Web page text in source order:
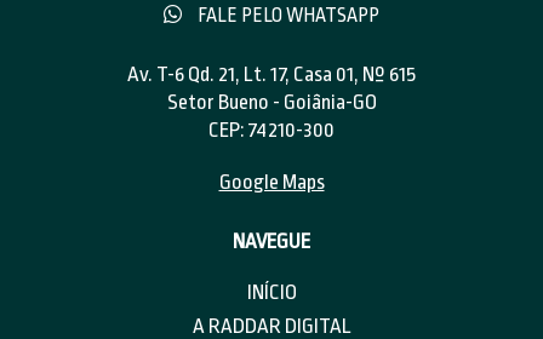
FALE PELO WHATSAPP
Av. T-6 Qd. 21, Lt. 17, Casa 01, Nº 615
Setor Bueno - Goiânia-GO
CEP: 74210-300
Google Maps
NAVEGUE
INÍCIO
A RADDAR DIGITAL